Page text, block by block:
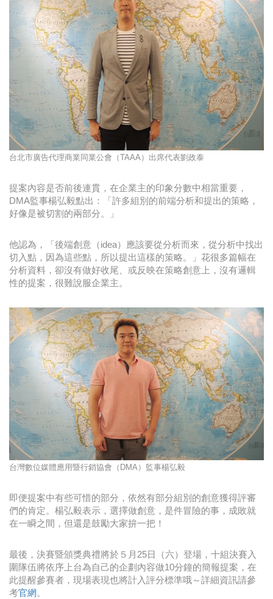
台北市廣告代理商業同業公會（TAAA）出席代表劉政泰
提案內容是否前後連貫，在企業主的印象分數中相當重要，
DMA監事楊弘毅點出：「許多組別的前端分析和提出的策略，
好像是被切割的兩部分。」
他認為，「後端創意（idea）應該要從分析而來，從分析中找出
切入點，因為這些點，所以提出這樣的策略。」花很多篇幅在
分析資料，卻沒有做好收尾、或反映在策略創意上，沒有邏輯
性的提案，很難說服企業主。
台灣數位媒體應用暨行銷協會（DMA）監事楊弘毅
即便提案中有些可惜的部分，依然有部分組別的創意獲得評審
們的肯定。楊弘毅表示，選擇做創意，是件冒險的事，成敗就
在一瞬之間，但還是鼓勵大家拚一把！
最後，決賽暨頒獎典禮將於５月25日（六）登場，十組決賽入
圍隊伍將依序上台為自己的企劃內容做10分鐘的簡報提案，在
此提醒參賽者，現場表現也將計入評分標準哦～詳細資訊請參
考官網。